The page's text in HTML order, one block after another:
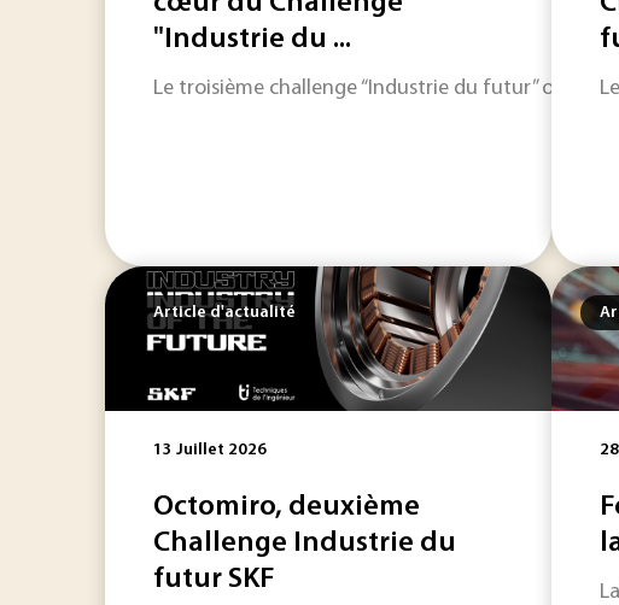
"Industrie du ...
Le troisième challenge “Industrie du futur”
Article d'actualité
13 Juillet 2026
Octomiro, deuxième
Challenge Industrie du
futur SKF